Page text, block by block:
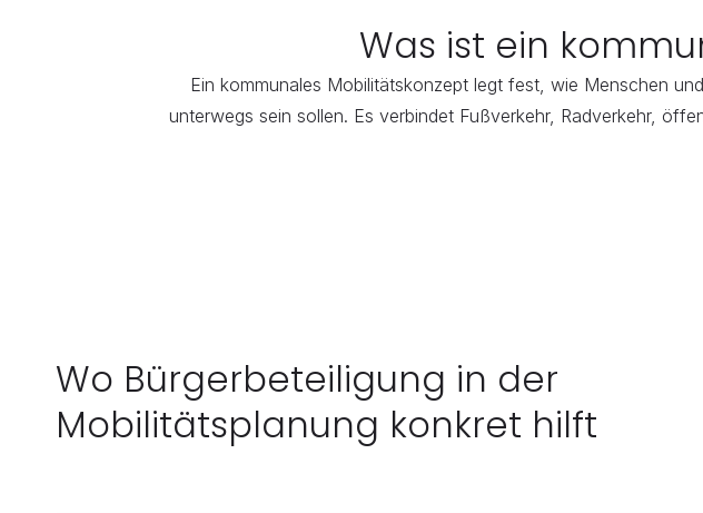
Was ist ein
Ein kommunales Mobilitätskonzept legt fest, wie Menschen
unterwegs sein sollen. Es verbindet Fußverkehr, Radverkehr,
Wo Bürgerbeteiligung in der
Mobilitätsplanung konkret hilft